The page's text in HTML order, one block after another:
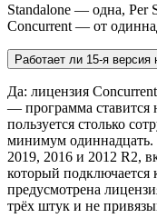
Standalone — одна, Per
Concurrent — от
Работает ли 15-я
Да: лицензия
— программа ставится
пользуется столько
минимум одиннадцать.
2019, 2016 и 2012 R2,
который подключается
предусмотрена
трёх штук и не